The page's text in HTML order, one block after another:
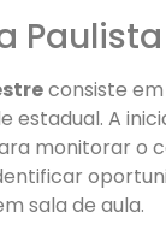
consiste
estadual. A
monitorar o
sala de aula.